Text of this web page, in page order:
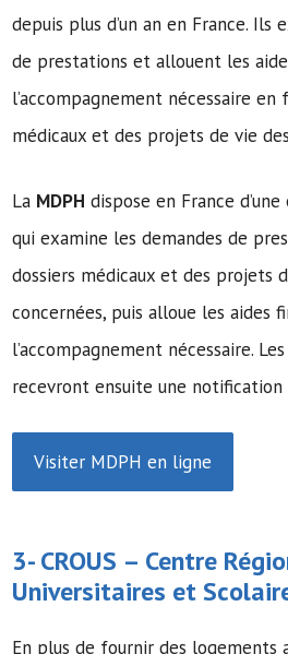
depuis plus d’un an en France. Ils
de prestations et allouent les
l’accompagnement nécessaire en
médicaux et des projets de vie
La MDPH dispose en France
qui examine les demandes de
dossiers médicaux et des projets
concernées, puis alloue les aides
l’accompagnement nécessaire.
recevront ensuite une notification
Visiter MDPH en ligne
3-CROUS – Centre
Universitaires et
En plus de fournir des logements